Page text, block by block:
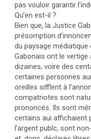
pas vouloir garantir
Qu’en est-il ?
Bien que, la Justice
présomption
du paysage
Gabonais ont le vertige
dizaines, voire des
certaines personnes
oreilles sifflent à
compatriotes sont
prononcés. Ils sont
certains aui affichaient
l’argent publc, sont